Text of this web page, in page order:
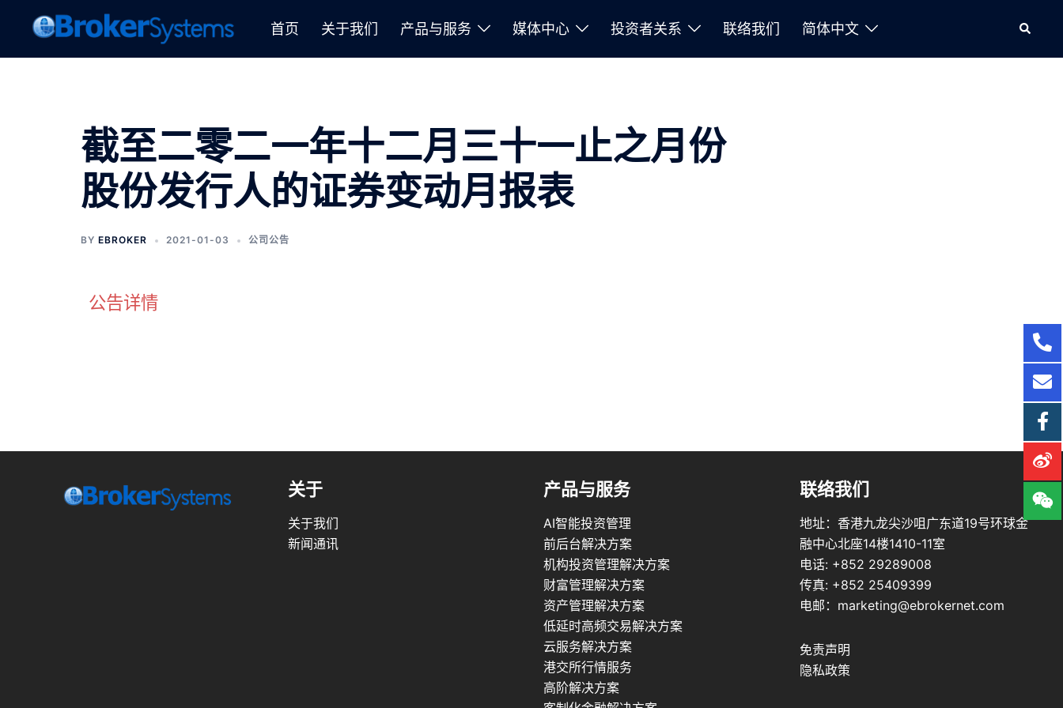
首页 关于我们 产品与服务 媒体中心 投资者关系 联络我们 简体中文
截至二零二一年十二月三十一止之月份
股份发行人的证券变动月报表
BY EBROKER 2021-01-03 公司公告
公告详情
关于
关于我们
新闻通讯
产品与服务
AI智能投资管理
前后台解决方案
机构投资管理解决方案
财富管理解决方案
资产管理解决方案
低延时高频交易解决方案
云服务解决方案
港交所行情服务
高阶解决方案
联络我们
地址：香港九龙尖沙咀广东道19号环球金
融中心北座14楼1410-11室
电话: +852 29289008
传真: +852 25409399
电邮：marketing@ebrokernet.com
免责声明
隐私政策